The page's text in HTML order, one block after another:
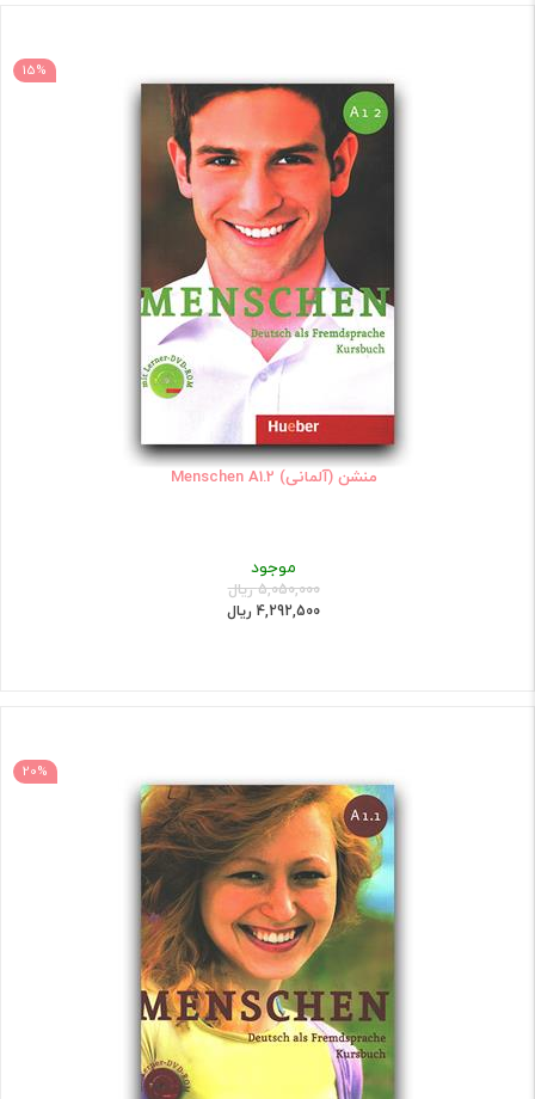
15%
منشن (آلمانی) Menschen A1.2
موجود
5,050,000 ریال
4,292,500 ریال
20%